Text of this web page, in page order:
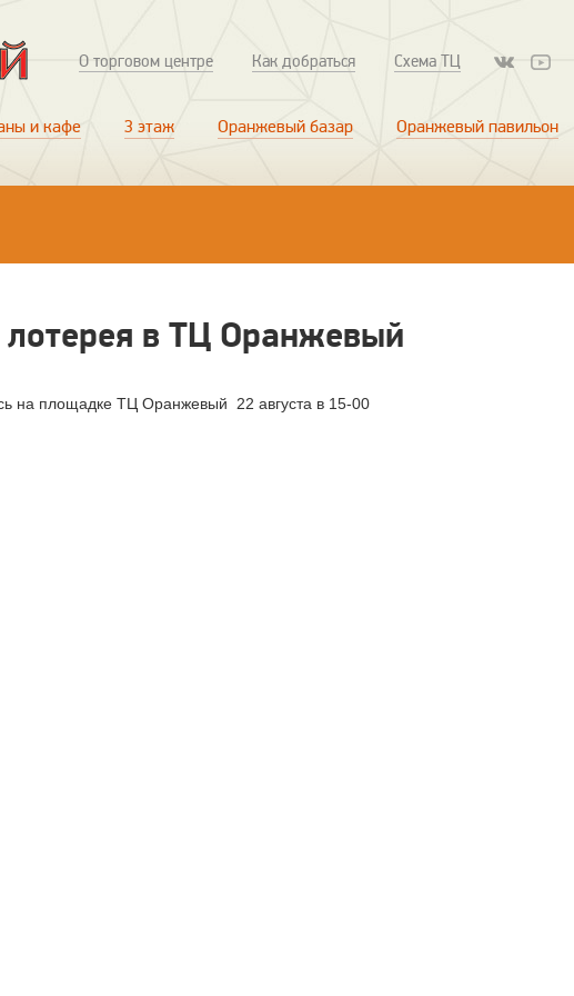
О торговом центре Как добраться Схема ТЦ
и кафе 3 этаж Оранжевый базар Оранжевый павильон
лотерея в ТЦ Оранжевый
на площадке ТЦ Оранжевый 22 августа в 15-00